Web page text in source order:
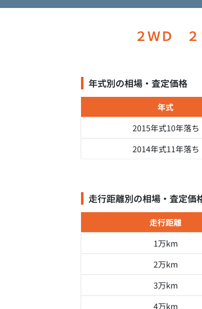
２ＷＤ ２
年式別の相場・査定価格
年式
2015年式10年落ち
2014年式11年落ち
走行距離別の相場・査定価
走行距離
1万km
2万km
3万km
4万km